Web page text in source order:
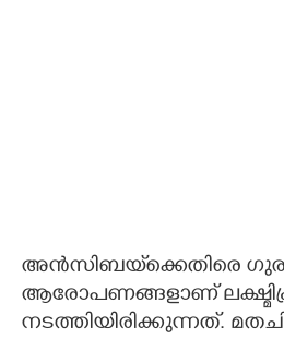
അൻസിബയ്‌ക്കെതിരെ
ആരോപണങ്ങളാണ്
നടത്തിയിരിക്കുന്നത്.